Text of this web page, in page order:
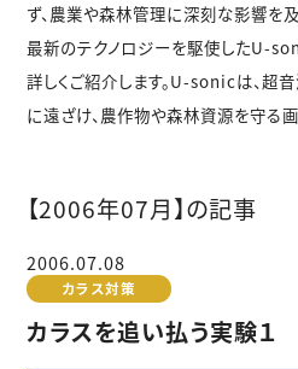
ず、農業や森林管理に深刻な影響を及
最新のテクノロジーを駆使したU-
詳しくご紹介します。U-sonicは、超
に遠ざけ、農作物や森林資源を守る
【2006年07月】の記事
2006.07.08
カラス対策
カラスを追い払う実験１